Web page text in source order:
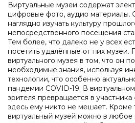
Виртуальные музеи содержат
цифровые фото, аудио материалы.
наглядно изучать культуру
непосредственного посещения
Тем более, что далеко не у всех
посетить удалённые от них музеи.
виртуального музея в том, что он
необходимые знания, используя
технологии, что особенно
пандемии COVID-19. В
зрителя превращается в участника
здесь ему никто не мешает. Кроме
виртуальный музей можно в любое